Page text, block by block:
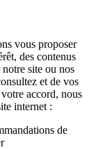
vous proposer
des contenus
site ou nos
et de vos
accord, nous
internet :
de